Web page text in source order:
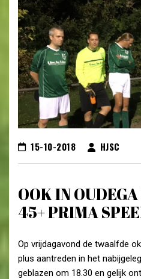
15-10-2018 HJSC
OOK IN
45+ PRIMA
Op vrijdagavond de twaalfde
plus aantreden in het
geblazen om 18.30 en gelijk